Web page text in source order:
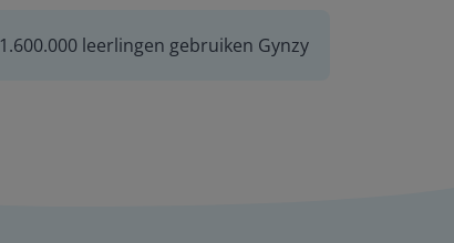
1.600.000 leerlingen gebruiken Gynzy